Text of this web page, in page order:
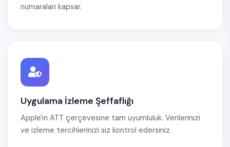
numaraları kapsar.
Uygulama İzleme Şeffaflığı
Apple'ın ATT çerçevesine tam uyumluluk. Verilerinizi
ve izleme tercihlerinizi siz kontrol edersiniz.